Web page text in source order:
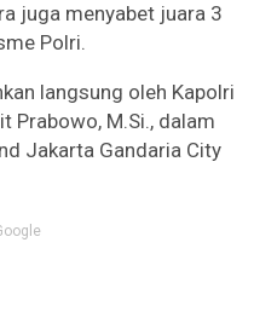
juga menyabet juara 3
Polri.
langsung oleh Kapolri
Prabowo, M.Si., dalam
Jakarta Gandaria City